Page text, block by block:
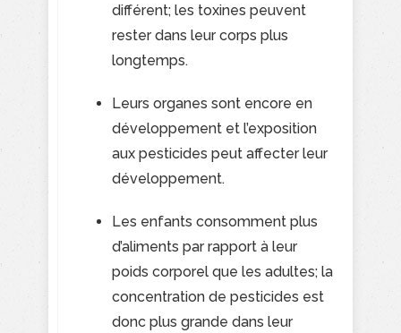
différent; les toxines peuvent
rester dans leur corps plus
longtemps.
Leurs organes sont encore en
développement et l’exposition
aux pesticides peut affecter leur
développement.
Les enfants consomment plus
d’aliments par rapport à leur
poids corporel que les adultes; la
concentration de pesticides est
donc plus grande dans leur